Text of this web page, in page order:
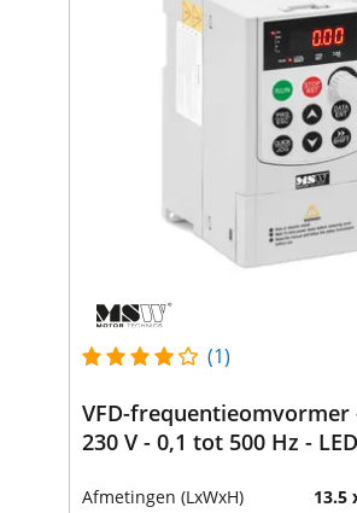
(1)
VFD-frequentieomvormer
230 V - 0,1 tot 500 Hz - LED
Afmetingen (LxWxH) 13.5